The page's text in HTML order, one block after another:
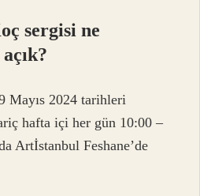
sergisi ne
Mayıs 2024 tarihleri
hafta içi her gün 10:00 –
Artİstanbul Feshane’de